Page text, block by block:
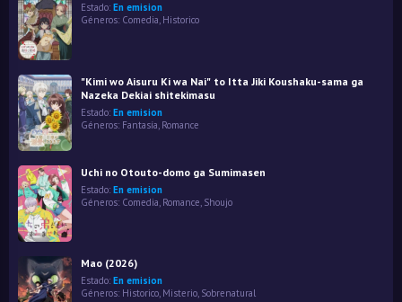
Estado: En emision
Géneros: Comedia, Historico
"Kimi wo Aisuru Ki wa Nai" to Itta Jiki Koushaku-sama ga
Nazeka Dekiai shitekimasu
Estado: En emision
Géneros: Fantasía Romance
Uchi no Otouto-domo ga Sumimasen
Estado: En emision
Géneros: Comedia, Romance, Shoujo
Mao (2026)
Estado: En emision
Géneros: Historico, Misterio, Sobrenatural